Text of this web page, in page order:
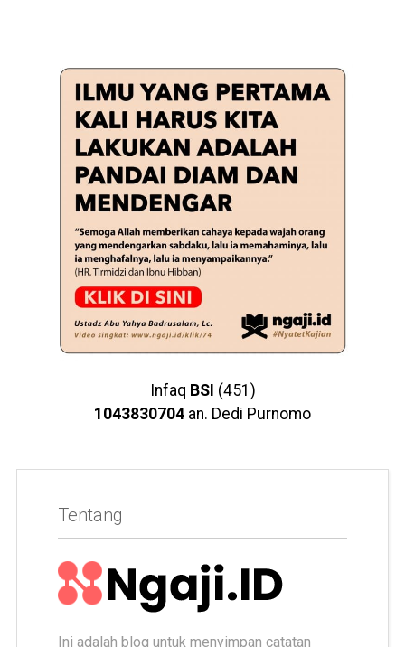
Infaq BSI (451)
1043830704 an. Dedi Purnomo
Tentang
Ini adalah blog untuk menyimpan catatan